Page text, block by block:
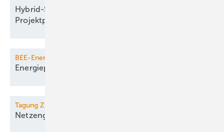
Hybrid-Seminar: Windparkplanung und
Projektprüfung
BEE-Energiedialog
Energiepolitischer
Tagung Zukünftige Stromnetze
Netzengpässe